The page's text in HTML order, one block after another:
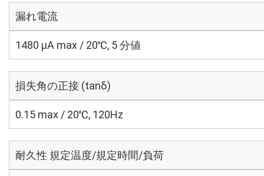
漏れ電流
1480 μA max / 20℃, 5 分値
損失角の正接 (tanδ)
0.15 max / 20℃, 120Hz
耐久性 規定温度/規定時間/負荷